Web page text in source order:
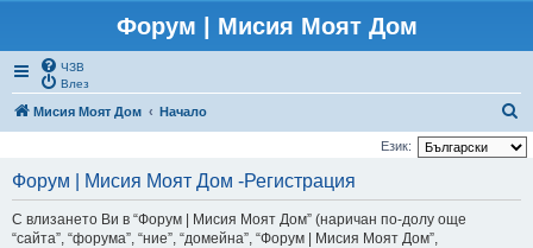
Форум | Мисия Моят Дом
ЧЗВ
Влез
Мисия Моят Дом Начало
ъ
Език:
Форум | Мисия Моят Дом -Регистрация
С влизането Ви в “Форум | Мисия Моят Дом” (наричан по-долу още
“сайта”, “форума”, “ние”, “домейна”, “Форум | Мисия Моят Дом”,